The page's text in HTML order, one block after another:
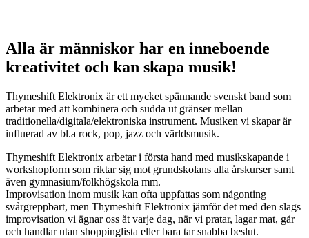
Alla är människor har en inneboende
kreativitet och kan skapa musik!
Thymeshift Elektronix är ett mycket spännande svenskt band som
arbetar med att kombinera och sudda ut gränser mellan
traditionella/digitala/elektroniska instrument. Musiken vi skapar är
influerad av bl.a rock, pop, jazz och världsmusik.
Thymeshift Elektronix arbetar i första hand med musikskapande i
workshopform som riktar sig mot grundskolans alla årskurser samt
även gymnasium/folkhögskola mm.
Improvisation inom musik kan ofta uppfattas som någonting
svårgreppbart, men Thymeshift Elektronix jämför det med den slags
improvisation vi ägnar oss åt varje dag, när vi pratar, lagar mat, går
och handlar utan shoppinglista eller bara tar snabba beslut.